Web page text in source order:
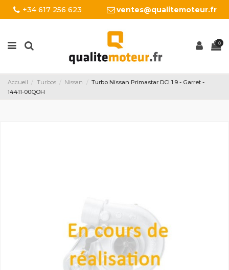
+34 617 256 623 ventes@qualitemoteur.fr
0
Accueil Turbos Nissan
Turbo Nissan Primastar DCI 1.9 - Garret -
14411-00QOH